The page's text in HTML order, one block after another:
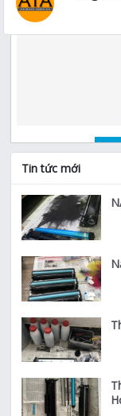
Tin tức mới